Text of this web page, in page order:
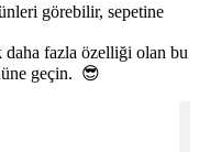
görebilir, sepetine
fazla özelliği olan bu
geçin. 😎